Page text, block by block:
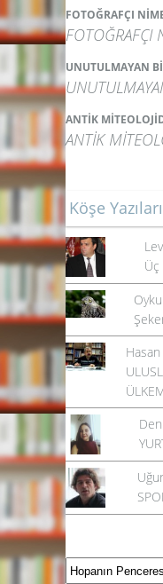
FOTOĞRAFÇI
FOTOĞRAFÇI
UNUTULMAYAN
ANTİK
ANTİK
Köşe Yazıları
Üç
Oyku
Hasan